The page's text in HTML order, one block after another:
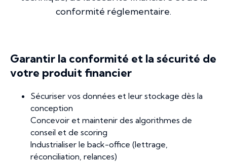
conformité réglementaire.
Garantir la conformité et la sécurité de
votre produit financier
Sécuriser vos données et leur stockage dès la
conception
Concevoir et maintenir des algorithmes de
conseil et de scoring
Industrialiser le back-office (lettrage,
réconciliation, relances)